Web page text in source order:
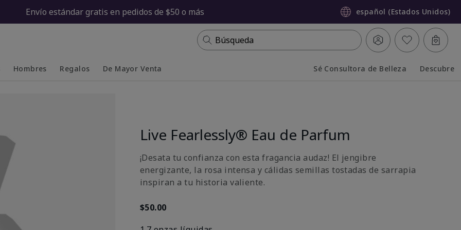
Envío estándar gratis en pedidos de $50 o más español (Estados Unidos)
Búsqueda
Hombres Regalos De Mayor Venta Sé Consultora de Belleza Descubre
Live Fearlessly® Eau de Parfum
¡Desata tu confianza con esta fragancia audaz! El jengibre
energizante, la rosa intensa y cálidas semillas tostadas de sarrapia
inspiran a tu historia valiente.
$50.00